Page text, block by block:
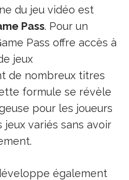
du jeu vidéo est
Pass. Pour un
Pass offre accès à
jeux
de nombreux titres
formule se révèle
pour les joueurs
variés sans avoir
également